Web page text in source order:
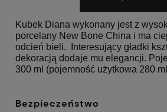
Kubek Diana wykonany jest z
porcelany New Bone China i ma
odcień bieli. Interesujący gładki
dekoracją dodaje mu elegancji.
300 ml (pojemność użytkowa 280
Bezpieczeństwo